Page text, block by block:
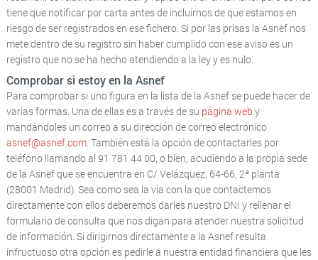
tiene que notificar por carta antes de incluirnos de que estamos en
riesgo de ser registrados en ese fichero. Si por las prisas la Asnef nos
mete dentro de su registro sin haber cumplido con ese aviso es un
registro que no se ha hecho atendiendo a la ley y es nulo.
Comprobar si estoy en la Asnef
Para comprobar si uno figura en la lista de la Asnef se puede hacer de
varias formas. Una de ellas es a través de su página web y
mandándoles un correo a su dirección de correo electrónico
asnef@asnef.com. También está la opción de contactarles por
teléfono llamando al 91 781 44 00, o bien, acudiendo a la propia sede
de la Asnef que se encuentra en C/ Velázquez, 64-66, 2ª planta
(28001 Madrid). Sea como sea la vía con la que contactemos
directamente con ellos deberemos darles nuestro DNI y rellenar el
formulario de consulta que nos digan para atender nuestra solicitud
de información. Si dirigirnos directamente a la Asnef resulta
infructuoso otra opción es pedirle a nuestra entidad financiera que les